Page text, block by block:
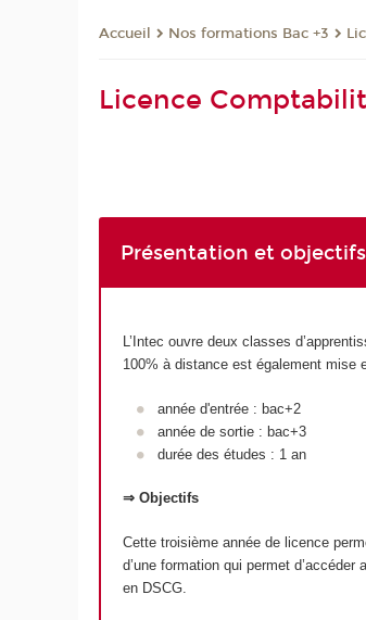
Accueil Nos formations Bac +3
Licence
Présentation et objectifs
L’Intec ouvre deux classes
100% à distance est également mise
année d'entrée : bac+2
année de sortie : bac+3
durée des études : 1 an
⇒ Objectifs
Cette troisième année de licence
d’une formation qui permet
en DSCG.